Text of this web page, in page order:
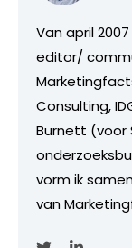
Van april
editor/
Consulting,
Burnett (voor
vorm ik
van